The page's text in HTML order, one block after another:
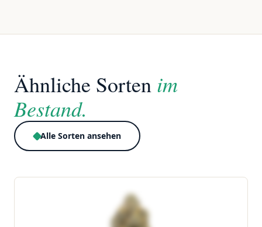
Ähnliche Sorten im
Bestand.
Alle Sorten ansehen